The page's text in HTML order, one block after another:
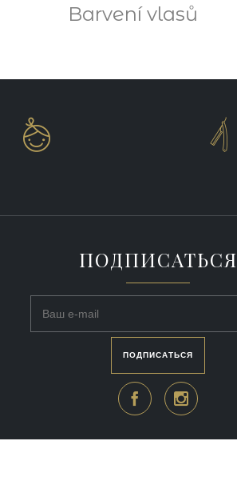
Barvení vlasů
 
ПОДПИСАТЬСЯ
ПОДПИСАТЬСЯ
 